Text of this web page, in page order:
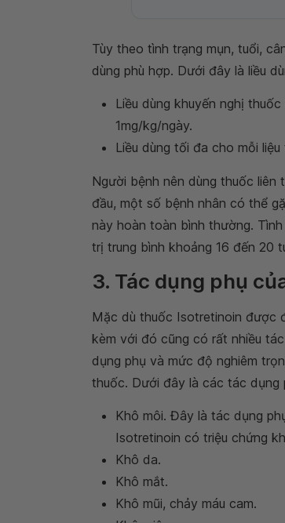
Tùy theo tình trạng mụn, tuổi,
dùng phù hợp. Dưới đây là liều
Liều dùng khuyến nghị
1mg/kg/ngày.
Liều dùng tối đa cho mỗi
Người bệnh nên dùng thuốc
đầu, một số bệnh nhân có thể
này hoàn toàn bình thường.
trị trung bình khoảng 16 đến 20
3. Tác dụng phụ
Mặc dù thuốc Isotretinoin được
kèm với đó cũng có rất nhiều
dụng phụ và mức độ nghiêm
thuốc. Dưới đây là các tác dụng
Khô môi. Đây là tác dụng
Isotretinoin có triệu chứng
Khô da.
Khô mắt.
Khô mũi, chảy máu cam.